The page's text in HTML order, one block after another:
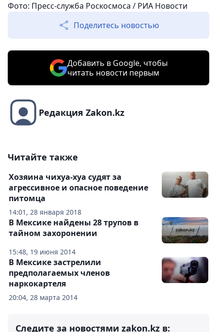
Фото: Пресс-служба Роскосмоса / РИА Новости
Поделитесь новостью
Добавить в Google, чтобы
читать новости первым
Редакция Zakon.kz
Читайте также
14:01, 28 января 2018
Хозяина чихуа-хуа судят за
агрессивное и опасное поведение
питомца
15:48, 19 июня 2014
В Мексике найдены 28 трупов в
тайном захоронении
20:04, 28 марта 2014
В Мексике застрелили
предполагаемых членов
наркокартеля
Следите за новостями zakon.kz в: